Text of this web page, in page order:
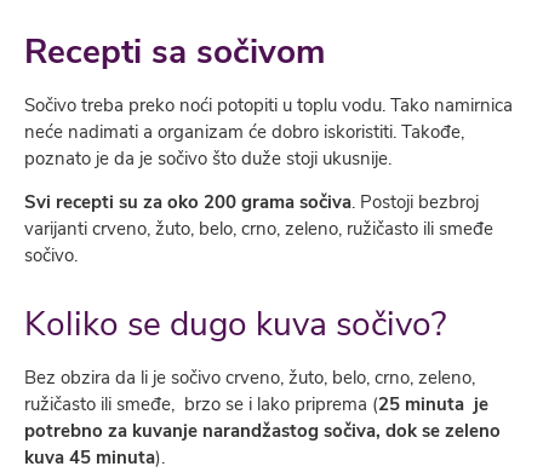
Recepti sa sočivom
Sočivo treba preko noći potopiti u toplu vodu. Tako namirnica
neće nadimati a organizam će dobro iskoristiti. Takođe,
poznato je da je sočivo što duže stoji ukusnije.
Svi recepti su za oko 200 grama sočiva. Postoji bezbroj
varijanti crveno, žuto, belo, crno, zeleno, ružičasto ili smeđe
sočivo.
Koliko se dugo kuva sočivo?
Bez obzira da li je sočivo crveno, žuto, belo, crno, zeleno,
ružičasto ili smeđe, brzo se i lako priprema (25 minuta je
potrebno za kuvanje narandžastog sočiva, dok se zeleno
kuva 45 minuta).